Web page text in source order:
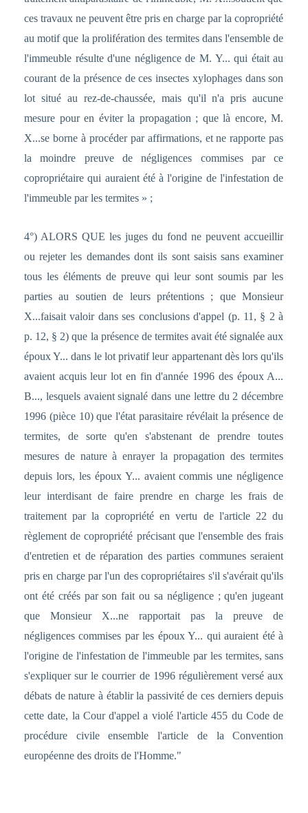
ces travaux ne peuvent être pris en charge par la copropriété
au motif que la prolifération des termites dans l'ensemble de
l'immeuble résulte d'une négligence de M. Y... qui était au
courant de la présence de ces insectes xylophages dans son
lot situé au rez-de-chaussée, mais qu'il n'a pris aucune
mesure pour en éviter la propagation ; que là encore, M.
X...se borne à procéder par affirmations, et ne rapporte pas
la moindre preuve de négligences commises par ce
copropriétaire qui auraient été à l'origine de l'infestation de
l'immeuble par les termites » ;
4°) ALORS QUE les juges du fond ne peuvent accueillir
ou rejeter les demandes dont ils sont saisis sans examiner
tous les éléments de preuve qui leur sont soumis par les
parties au soutien de leurs prétentions ; que Monsieur
X...faisait valoir dans ses conclusions d'appel (p. 11, § 2 à
p. 12, § 2) que la présence de termites avait été signalée aux
époux Y... dans le lot privatif leur appartenant dès lors qu'ils
avaient acquis leur lot en fin d'année 1996 des époux A...
B..., lesquels avaient signalé dans une lettre du 2 décembre
1996 (pièce 10) que l'état parasitaire révélait la présence de
termites, de sorte qu'en s'abstenant de prendre toutes
mesures de nature à enrayer la propagation des termites
depuis lors, les époux Y... avaient commis une négligence
leur interdisant de faire prendre en charge les frais de
traitement par la copropriété en vertu de l'article 22 du
règlement de copropriété précisant que l'ensemble des frais
d'entretien et de réparation des parties communes seraient
pris en charge par l'un des copropriétaires s'il s'avérait qu'ils
ont été créés par son fait ou sa négligence ; qu'en jugeant
que Monsieur X...ne rapportait pas la preuve de
négligences commises par les époux Y... qui auraient été à
l'origine de l'infestation de l'immeuble par les termites, sans
s'expliquer sur le courrier de 1996 régulièrement versé aux
débats de nature à établir la passivité de ces derniers depuis
cette date, la Cour d'appel a violé l'article 455 du Code de
procédure civile ensemble l'article de la Convention
européenne des droits de l'Homme."